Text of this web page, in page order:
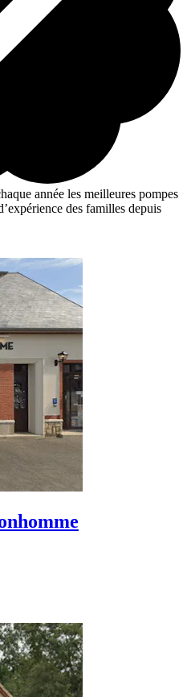
année les meilleures pompes
des familles depuis